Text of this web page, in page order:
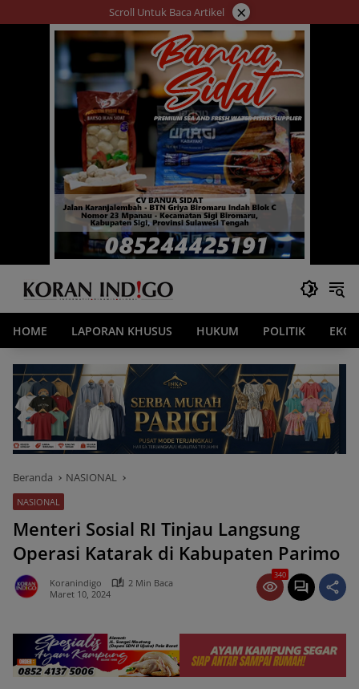
ke
Scroll Untuk Baca Artikel ×
HOME LAPORAN KHUSUS HUKUM POLITIK
Beranda NASIONAL
NASIONAL
Menteri Sosial RI Tinjau Langsung
Operasi Katarak di Kabupaten Parimo
Koranindigo
2 Min Baca
Maret 10, 2024
340